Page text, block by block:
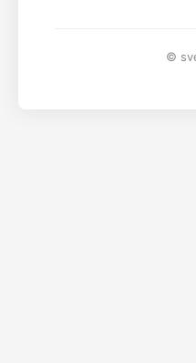
©